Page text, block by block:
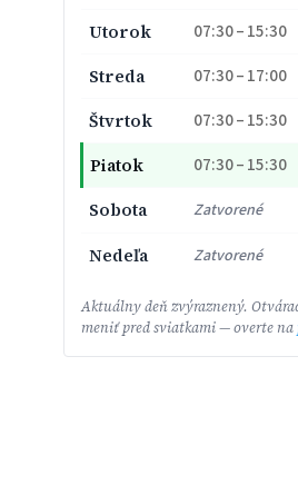
Utorok 07:30 – 15:30
Streda 07:30 – 17:00
Štvrtok 07:30 – 15:30
Piatok 07:30 – 15:30
Sobota Zatvorené
Nedeľa Zatvorené
Aktuálny deň zvýraznený.
meniť pred sviatkami — overte na